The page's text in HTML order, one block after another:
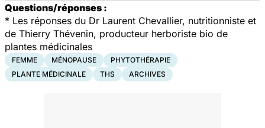
Questions/réponses :
* Les réponses du Dr Laurent Chevallier, nutritionniste et
de Thierry Thévenin, producteur herboriste bio de
plantes médicinales
FEMME MÉNOPAUSE
PHYTOTHÉRAPIE
PLANTE MÉDICINALE
THS ARCHIVES